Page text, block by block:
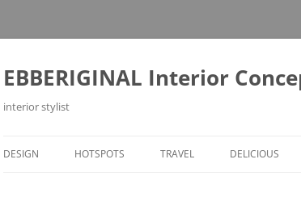
Ga
de
inhoud
EBBERIGINAL Interior
interior stylist
DESIGN HOTSPOTS TRAVEL DELICIOUS